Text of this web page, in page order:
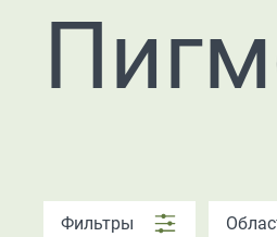
Фильтры